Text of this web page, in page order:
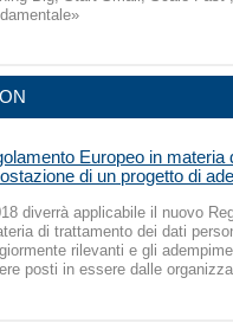
Europeo in materia
di un progetto di
diverrà applicabile il nuovo
di trattamento dei dati
rilevanti e gli
posti in essere dalle